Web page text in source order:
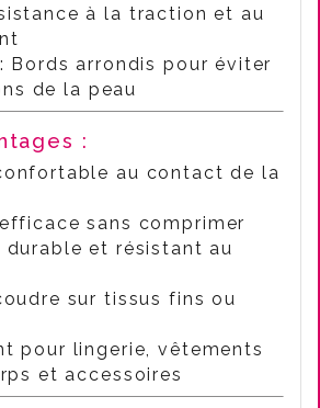
à la traction et au
Bords arrondis pour éviter
de la peau
:
au contact de la
sans comprimer
durable et résistant au
sur tissus fins ou
pour lingerie, vêtements
et accessoires